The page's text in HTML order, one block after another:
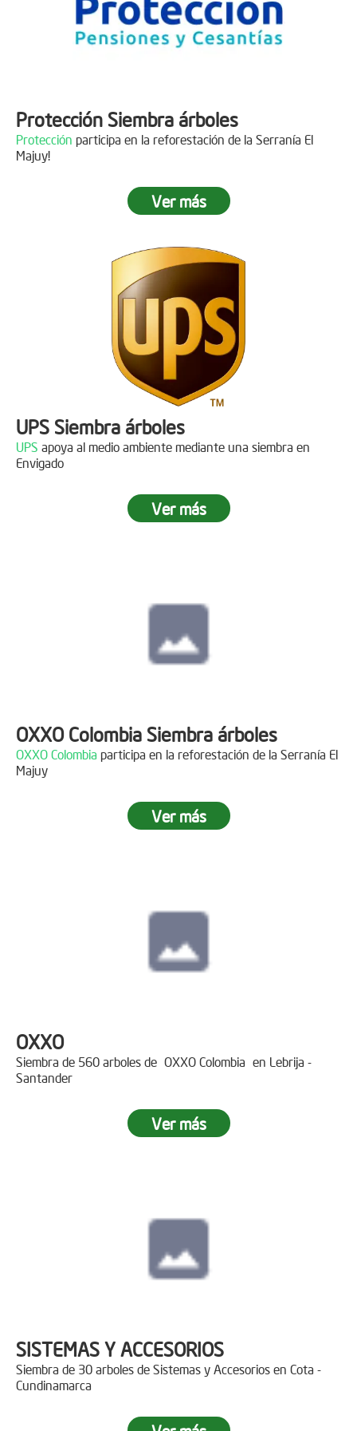
DINISSANpor plantar 400 árboles en el páramo de
Protección Siembra árboles
Protección participa en la reforestación de la Serranía El
Majuy!
Ver más
UPS Siembra árboles
UPS apoya al medio ambiente mediante una siembra en
Envigado
Ver más
OXXO Colombia Siembra árboles
OXXO Colombia participa en la reforestación de la Serranía El
Majuy
Ver más
OXXO
Siembra de 560 arboles de OXXO Colombia en Lebrija -
Santander
Ver más
SISTEMAS Y ACCESORIOS
Siembra de 30 arboles de Sistemas y Accesorios en Cota -
Cundinamarca